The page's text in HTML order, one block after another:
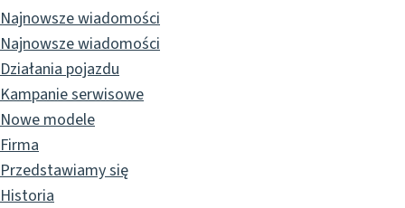
Najnowsze wiadomości
Najnowsze wiadomości
Działania pojazdu
Kampanie serwisowe
Nowe modele
Firma
Przedstawiamy się
Historia